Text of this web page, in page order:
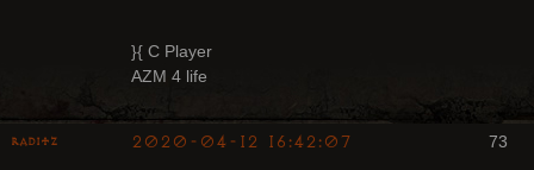
}{ C Player
AZM 4 life
73
Raditz 2020-04-12 16:42:07